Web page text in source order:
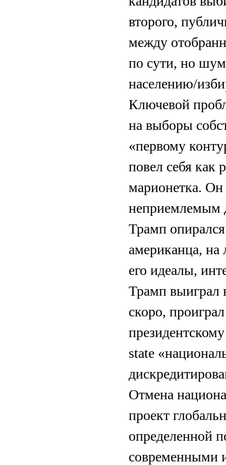
второго,
между
по сути, но
населению/
Ключевой
на выборы
«первому
повел себя как
марионетка. Он
неприемлемым
Трамп
американца, на
его идеалы,
Трамп выиграл
скоро,
state
Отмена
проект
определенной
современными